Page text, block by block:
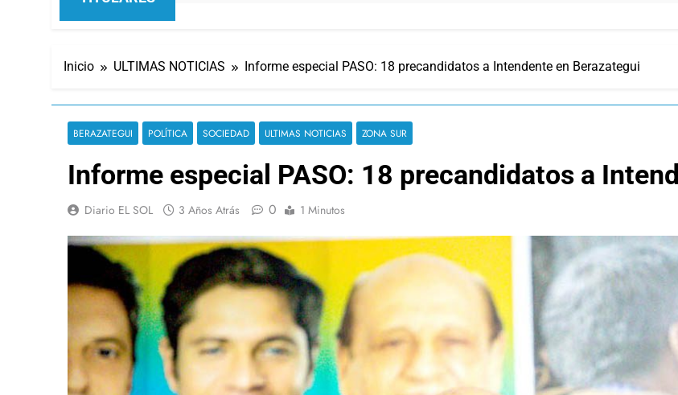
Inicio ULTIMAS NOTICIAS Informe especial PASO: 18 precandidatos a Intendente en Berazategui
BERAZATEGUI POLÍTICA SOCIEDAD ULTIMAS NOTICIAS ZONA SUR
Informe especial PASO: 18 precandidatos a
Diario EL SOL 3 Años Atrás 0 1 Minutos